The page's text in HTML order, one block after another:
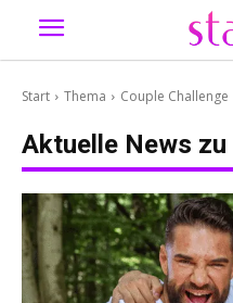
Start Thema Couple Challenge
Aktuelle News zu